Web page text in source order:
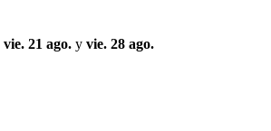
vie. 21 ago. y vie. 28 ago.